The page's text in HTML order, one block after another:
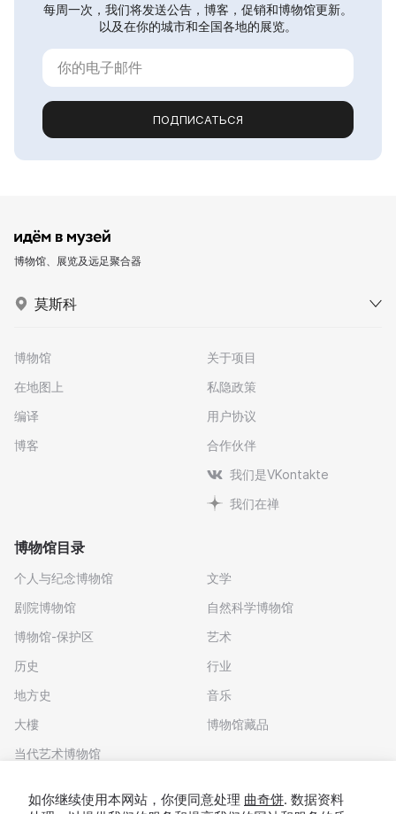
每周一次，我们将发送公告，博客，促销和博物馆更新。
以及在你的城市和全国各地的展览。
ПОДПИСАТЬСЯ
博物馆、展览及远足聚合器
莫斯科
博物馆
在地图上
编译
博客
关于项目
私隐政策
用户协议
合作伙伴
我们是VKontakte
我们在禅
博物馆目录
个人与纪念博物馆
剧院博物馆
博物馆-保护区
历史
地方史
大樓
当代艺术博物馆
文学
自然科学博物馆
艺术
行业
音乐
博物馆藏品
如你继续使用本网站，你便同意处理 曲奇饼. 数据资料